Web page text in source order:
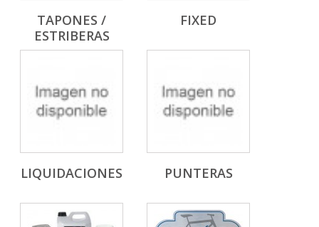
TAPONES /
ESTRIBERAS
FIXED
LIQUIDACIONES PUNTERAS